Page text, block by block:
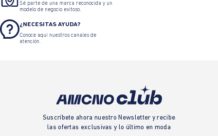
Sé parte de una marca reconocida y un
modelo de negocio exitoso.
¿NECESITAS AYUDA?
Conoce aquí nuestros canales de
atención.
Suscríbete ahora nuestro Newsletter y recibe
las ofertas exclusivas y lo último en moda